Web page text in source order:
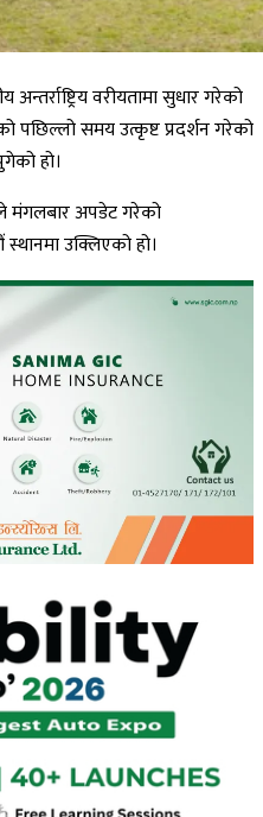
वरीयतामा सुधार गरेको
पछिल्लो समय उत्कृष्ट प्रदर्शन गरेको
हो।
ले मंगलबार अपडेट गरेको
उक्लिएको हो।